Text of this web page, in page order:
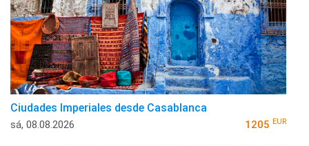
Ciudades Imperiales desde Casablanca
sá, 08.08.2026 1205 EUR